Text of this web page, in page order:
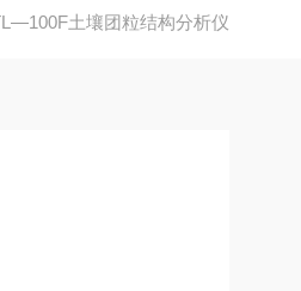
土壤团粒结构分析仪